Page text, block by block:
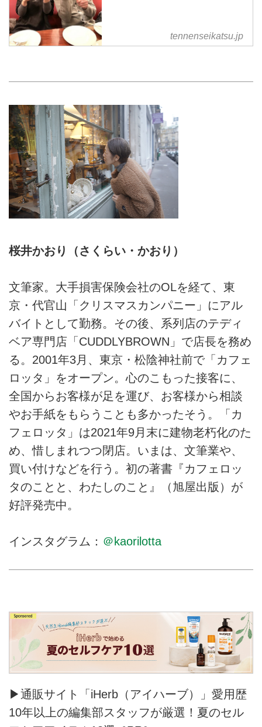
tennenseikatsu.jp
桜井かおり（さくらい・かおり）
文筆家。大手損害保険会社のOLを経て、東
京・代官山「クリスマスカンパニー」にアル
バイトとして勤務。その後、系列店のテディ
ベア専門店「CUDDLYBROWN」で店長を務め
る。2001年3月、東京・松陰神社前で「カフェ
ロッタ」をオープン。心のこもった接客に、
全国からお客様が足を運び、お客様から相談
やお手紙をもらうことも多かったそう。「カ
フェロッタ」は2021年9月末に建物老朽化のた
め、惜しまれつつ閉店。いまは、文筆業や、
買い付けなどを行う。初の著書『カフェロッ
タのことと、わたしのこと』（旭屋出版）が
好評発売中。
インスタグラム： ＠kaorilotta
▶通販サイト「iHerb（アイハーブ）」愛用歴
10年以上の編集部スタッフが厳選！夏のセル